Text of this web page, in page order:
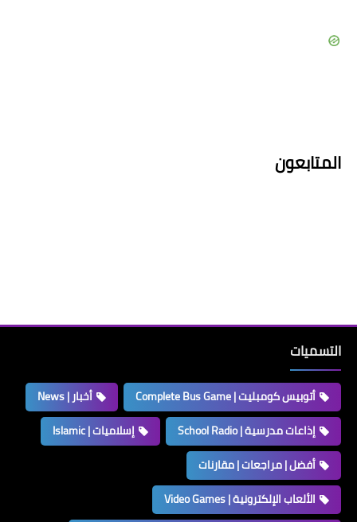
المتابعون
التسميات
أتوبيس كومبليت | Complete Bus Game
أخبار | News
إذاعات مدرسية | School Radio
إسلاميات | Islamic
أفضل | مراجعات | مقارنات
الألعاب الإلكترونية | Video Games